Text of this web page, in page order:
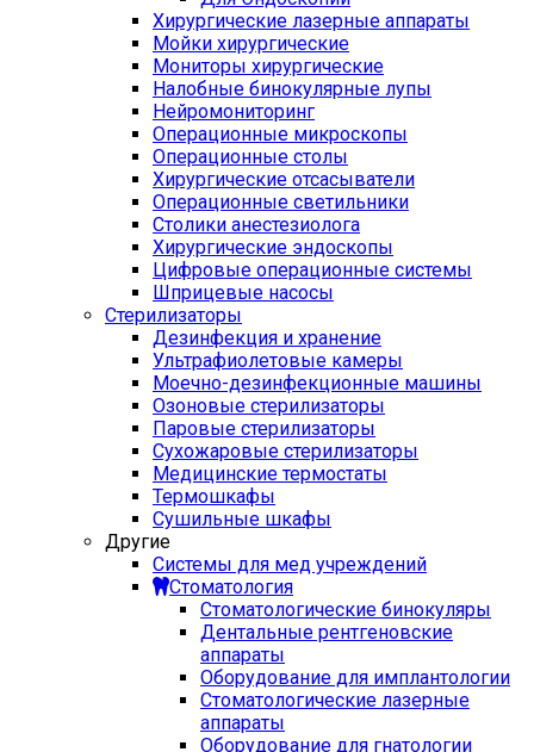
Хирургические лазерные аппараты
Мойки хирургические
Мониторы хирургические
Налобные бинокулярные лупы
Нейромониторинг
Операционные микроскопы
Операционные столы
Хирургические отсасыватели
Операционные светильники
Столики анестезиолога
Хирургические эндоскопы
Цифровые операционные системы
Шприцевые насосы
Стерилизаторы
Дезинфекция и хранение
Ультрафиолетовые камеры
Моечно-дезинфекционные машины
Озоновые стерилизаторы
Паровые стерилизаторы
Сухожаровые стерилизаторы
Медицинские термостаты
Термошкафы
Сушильные шкафы
Другие
Системы для мед учреждений
Стоматология
Стоматологические бинокуляры
Дентальные рентгеновские
аппараты
Оборудование для имплантологии
Стоматологические лазерные
аппараты
Оборудование для гнатологии